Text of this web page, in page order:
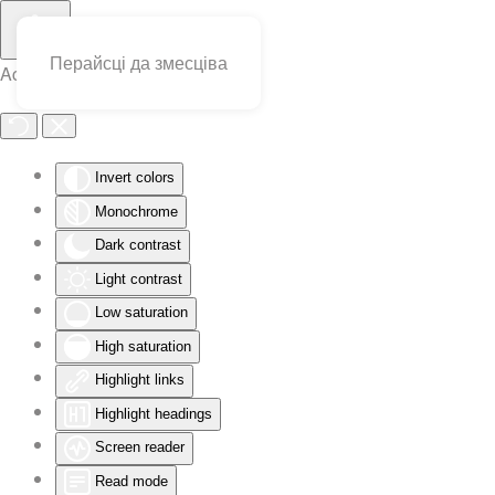
Accessibility Tools
Invert colors
Monochrome
Dark contrast
Light contrast
Low saturation
High saturation
Highlight links
Highlight headings
Screen reader
Read mode
Перайсці да змесціва